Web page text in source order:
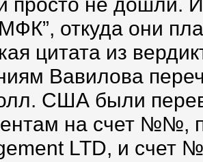
откуда они
цитата из
Вавилова
США были
на счет №№,
LTD, и